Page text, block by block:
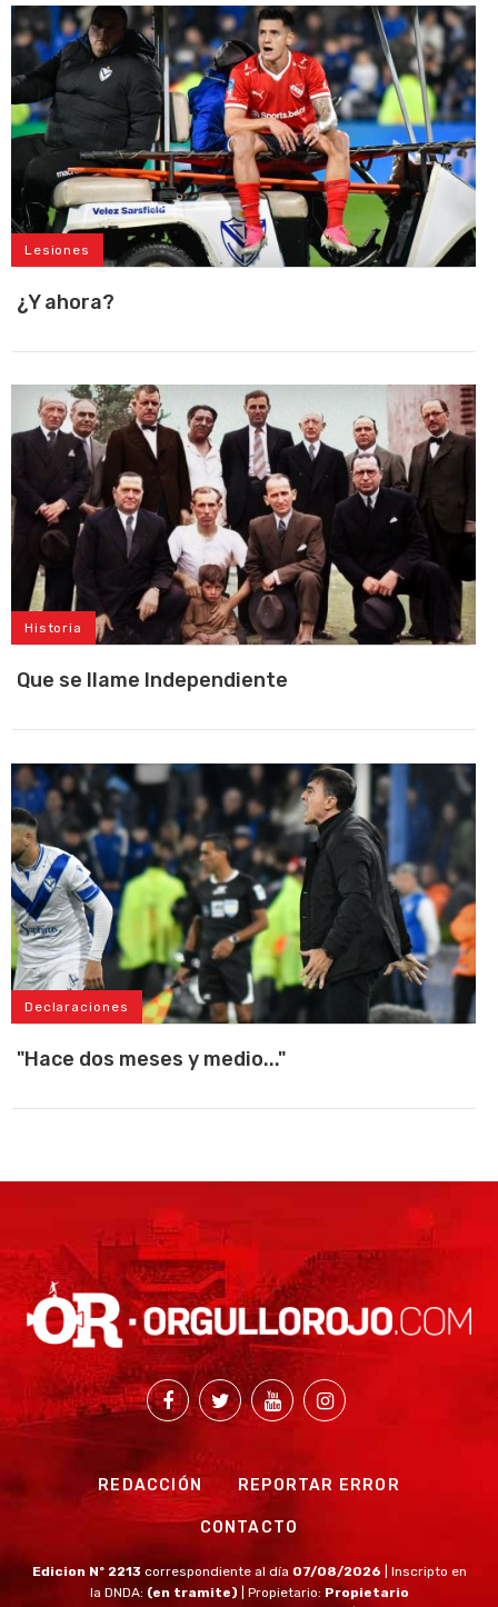
Lesiones
¿Y ahora?
Historia
Que se llame Independiente
Declaraciones
"Hace dos meses y medio..."
REDACCIÓN REPORTAR ERROR
CONTACTO
Edicion Nº 2213 correspondiente al día 07/08/2026
| Inscripto en
la DNDA: (en tramite) | Propietario: Propietario